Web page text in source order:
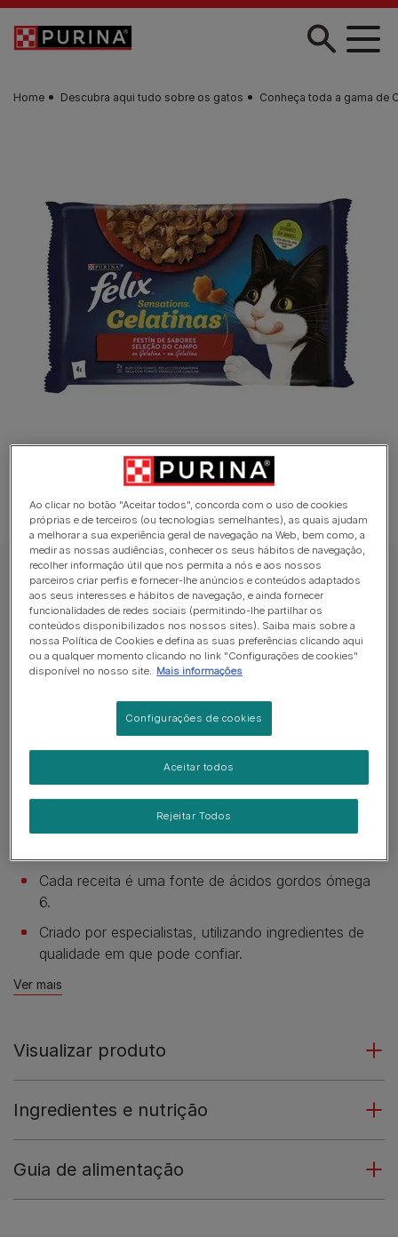
Skip to main content
Home Descubra aqui tudo sobre os gatos Conheça toda a gama de
FELIX Sensations Alimentação Húmida para Gato
PURINA FELIX Sensations Seleção do
Campo
Sem avaliações​
Formatos disponíveis: 4x85g 12x85g
gato.
Com vitaminas D e E adicionadas, bem como
Cada receita é uma fonte de ácidos gordos ómega
6.
Criado por especialistas, utilizando ingredientes de
qualidade em que pode confiar.
Ver mais
Visualizar produto
Ingredientes e nutrição
Guia de alimentação
Ao clicar no botão "Aceitar todos", concorda com o uso de cookies
próprias e de terceiros (ou tecnologias semelhantes), as quais ajudam
a melhorar a sua experiência geral de navegação na Web, bem como, a
medir as nossas audiências, conhecer os seus hábitos de navegação,
recolher informação útil que nos permita a nós e aos nossos
parceiros criar perfis e fornecer-lhe anúncios e conteúdos adaptados
aos seus interesses e hábitos de navegação, e ainda fornecer
funcionalidades de redes sociais (permitindo-lhe partilhar os
conteúdos disponibilizados nos nossos sites). Saiba mais sobre a
nossa Política de Cookies e defina as suas preferências clicando aqui
ou a qualquer momento clicando no link "Configurações de cookies"
disponível no nosso site. Mais informações
Configurações de cookies
Rejeitar Todos
Aceitar todos